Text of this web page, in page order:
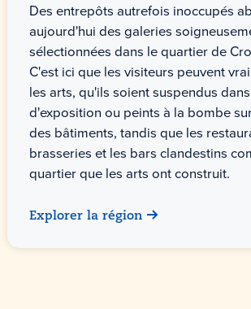
Des entrepôts autrefois inoccupés
aujourd'hui des galeries
sélectionnées dans le quartier de
C'est ici que les visiteurs peuvent
les arts, qu'ils soient suspendus
d'exposition ou peints à la bombe
des bâtiments, tandis que les
brasseries et les bars clandestins
quartier que les arts ont construit.
Explorer la région